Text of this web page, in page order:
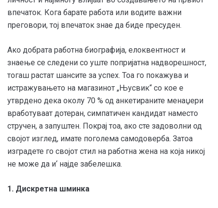
впечаток. Кога барате работа или водите важни
преговори, тој впечаток знае да биде пресуден.
Ако добрата работна биографија, елоквентност и
знаење се следени со уште попријатна надворешност,
тогаш растат шансите за успех. Тоа го покажува и
истражувањето на магазинот „Њусвик“ со кое е
утврдено дека околу 70 % од анкетираните менаџери
вработуваат дотеран, симпатичен кандидат наместо
стручен, а запуштен. Покрај тоа, ако сте задоволни од
својот изглед, имате поголема самодоверба. Затоа
изградете го својот стил на работна жена на која никој
не може да и‘ најде забелешка.
1. Дискретна шминка